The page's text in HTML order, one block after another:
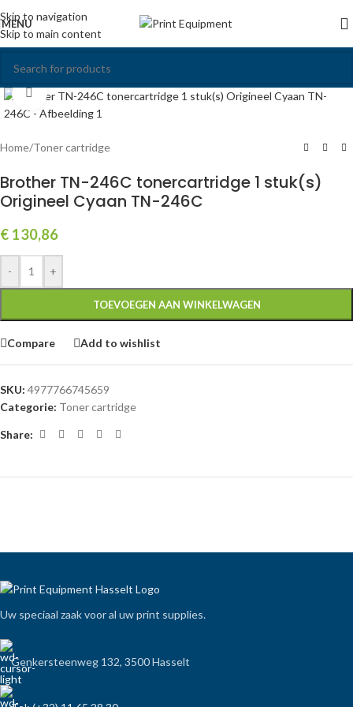
Skip to navigation
Skip to main content
MENU
Click to enlarge
Home/Toner cartridge
Brother TN-246C tonercartridge 1 stuk(s)
Origineel Cyaan TN-246C
€ 130,86
- +
TOEVOEGEN AAN WINKELWAGEN
Compare Add to wishlist
SKU: 4977766745659
Categorie: Toner cartridge
Share:
Uw speciaal zaak voor al uw print supplies.
Genkersteenweg 132, 3500 Hasselt